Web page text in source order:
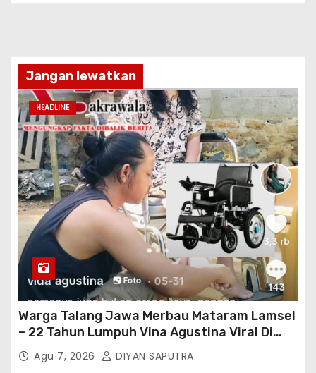
Jangan lewatkan
HEADLINE
Warga Talang Jawa Merbau Mataram Lamsel
– 22 Tahun Lumpuh Vina Agustina Viral Di
Tiktok Inginkan Kursi Roda Listrik, Kepala
Perwakilan Provinsi Lampung Media
Agu 7, 2026 DIYAN SAPUTRA